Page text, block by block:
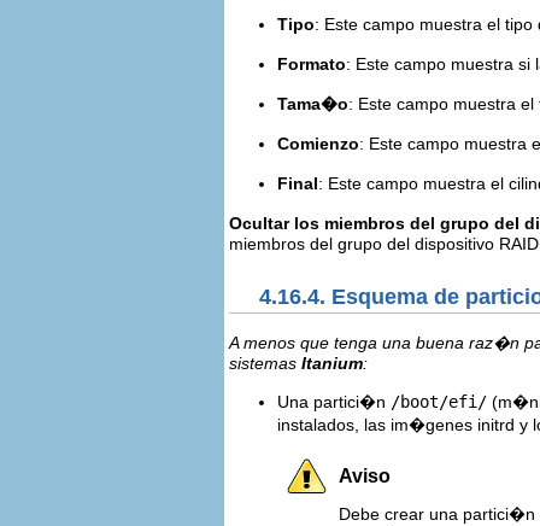
Tipo: Este campo muestra el
Formato: Este campo muestra
Tama�o: Este campo muestra
Comienzo: Este campo muestra
Final: Este campo muestra el
Ocultar los miembros del grupo del
miembros del grupo del dispositivo
4.16.4. Esquema de
A menos que tenga una buena raz�n
sistemas Itanium:
Una partici�n /boot/efi/
instalados, las im�genes initrd y
Aviso
Debe crear una partici�n